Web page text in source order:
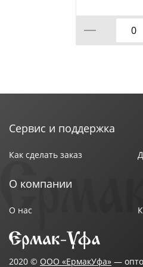
Страна производства : Китай
шт, 1/
Сервис и поддержка
Как сделать заказ
О компании
О нас
2020 © ООО «ЕрмакУфа» —